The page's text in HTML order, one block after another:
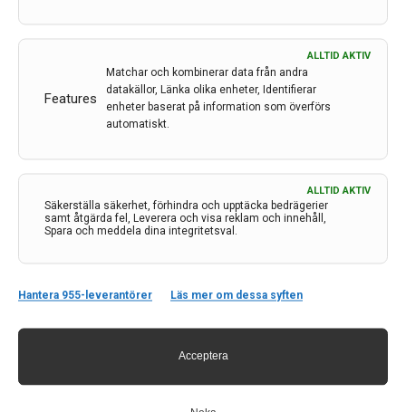
Features
ALLTID AKTIV
Matchar och kombinerar data från andra
datakällor, Länka olika enheter, Identifierar
enheter baserat på information som överförs
automatiskt.
Säkerställa säkerhet, förhindra och upptäcka bedrägerier
samt åtgärda fel, Leverera och visa reklam och innehåll,
Spara och meddela dina integritetsval.
ALLTID AKTIV
Hantera 955-leverantörer Läs mer om dessa syften
Acceptera
Neurologi i Sverige